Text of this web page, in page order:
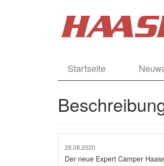
Startseite
28.08.2020
Der neue Expert Camper